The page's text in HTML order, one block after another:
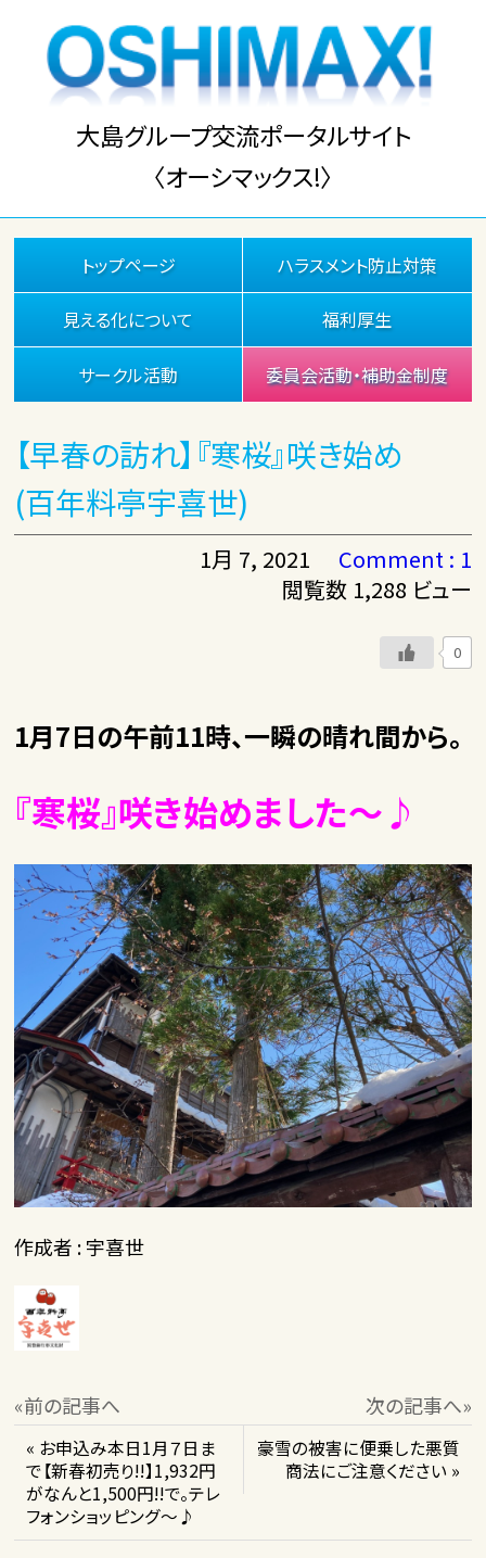
大島グループ交流ポータルサイト
〈オーシマックス!〉
トップページ ハラスメント防止対策
見える化について 福利厚生
サークル活動 委員会活動・補助金制度
【早春の訪れ】『寒桜』咲き始め
(百年料亭宇喜世)
1月 7, 2021
Comment : 1
閲覧数 1,288 ビュー
0
1月7日の午前11時、一瞬の晴れ間から。
『寒桜』咲き始めました～♪
作成者 : 宇喜世
«前の記事へ 次の記事へ»
« お申込み本日1月７日ま
で【新春初売り!!】1,932円
がなんと1,500円!!で。テレ
フォンショッピング～♪
豪雪の被害に便乗した悪質
商法にご注意ください »